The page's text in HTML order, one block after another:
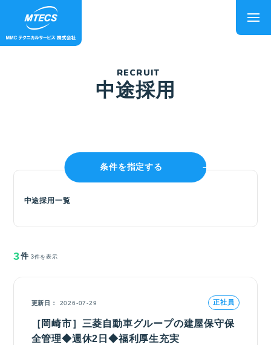
RECRUIT
中途採用
条件を指定する
中途採用一覧
3件 3件を表示
更新日 2026-07-29 正社員
［岡崎市］三菱自動車グループの建屋保守保
全管理◆週休2日◆福利厚生充実